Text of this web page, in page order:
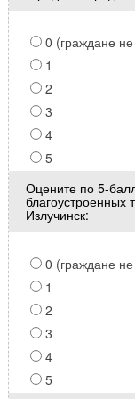
0 (граждане
1
2
3
4
5
Оцените по 5-
благоустроенных
Излучинск:
0 (граждане
1
2
3
4
5